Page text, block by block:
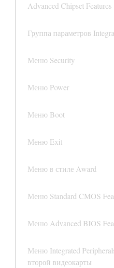
Advanced Chipset Features
Группа параметров
Меню Security
Меню Power
Меню Boot
Меню Exit
Меню в стиле Award
Меню Standard CMOS
Меню Advanced BIOS
Меню Integrated
второй видеокарты